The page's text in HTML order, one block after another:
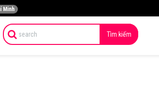
Minh
Tìm kiếm